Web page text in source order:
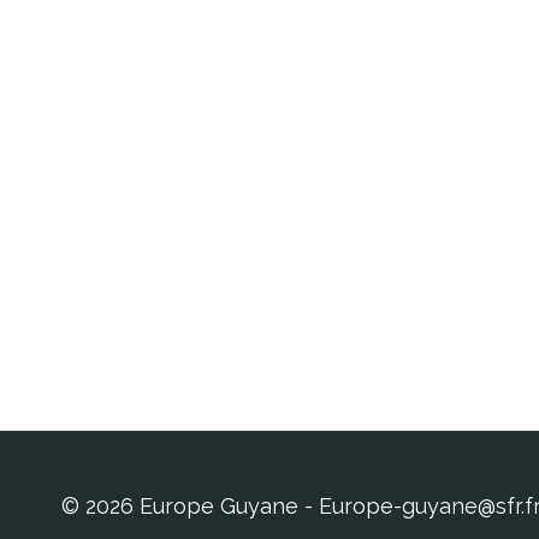
© 2026 Europe Guyane - Europe-